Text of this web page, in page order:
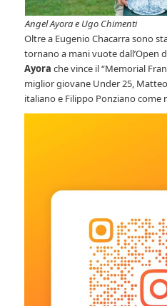
Angel Ayora e Ugo Chimenti
Oltre a Eugenio Chacarra sono
tornano a mani vuote dall’Open
Ayora che vince il “Memorial
miglior giovane Under 25,
italiano e Filippo Ponziano come